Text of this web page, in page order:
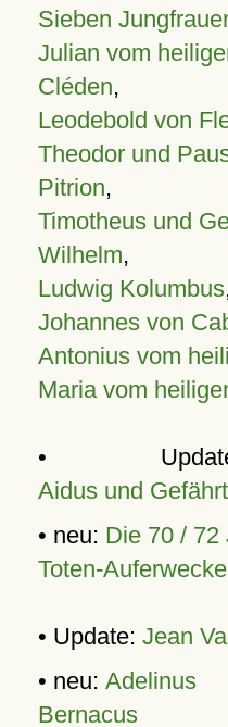
Sieben
Julian vom
Cléden,
Leodebold von
Theodor und
Pitrion,
Timotheus und
Wilhelm,
Ludwig Kolumbus
Johannes von
Antonius vom
Maria vom
•
Aidus und
• neu: Die 70 / 72
Toten-
• Update: Jean
• neu: Adelinus
Bernacus